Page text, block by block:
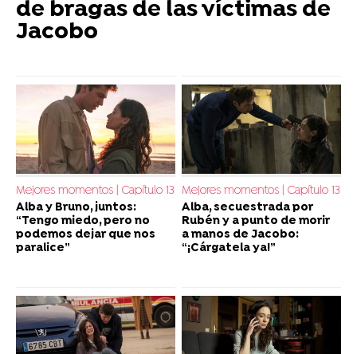
de bragas de las víctimas de
Jacobo
Mejores momentos | Capítulo 13
Alba y Bruno, juntos:
“Tengo miedo, pero no
podemos dejar que nos
paralice”
Mejores momentos | Capítulo 13
Alba, secuestrada por
Rubén y a punto de morir
a manos de Jacobo:
“¡Cárgatela ya!”